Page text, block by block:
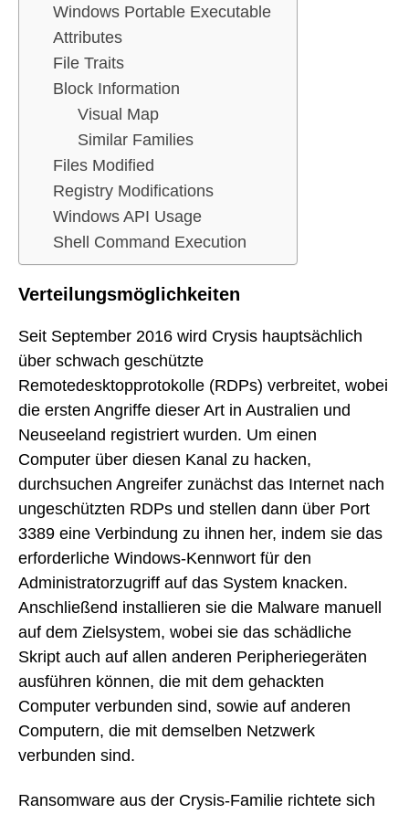
Windows Portable Executable
Attributes
File Traits
Block Information
Visual Map
Similar Families
Files Modified
Registry Modifications
Windows API Usage
Shell Command Execution
Verteilungsmöglichkeiten
Seit September 2016 wird Crysis hauptsächlich
über schwach geschützte
Remotedesktopprotokolle (RDPs) verbreitet, wobei
die ersten Angriffe dieser Art in Australien und
Neuseeland registriert wurden. Um einen
Computer über diesen Kanal zu hacken,
durchsuchen Angreifer zunächst das Internet nach
ungeschützten RDPs und stellen dann über Port
3389 eine Verbindung zu ihnen her, indem sie das
erforderliche Windows-Kennwort für den
Administratorzugriff auf das System knacken.
Anschließend installieren sie die Malware manuell
auf dem Zielsystem, wobei sie das schädliche
Skript auch auf allen anderen Peripheriegeräten
ausführen können, die mit dem gehackten
Computer verbunden sind, sowie auf anderen
Computern, die mit demselben Netzwerk
verbunden sind.
Ransomware aus der Crysis-Familie richtete sich